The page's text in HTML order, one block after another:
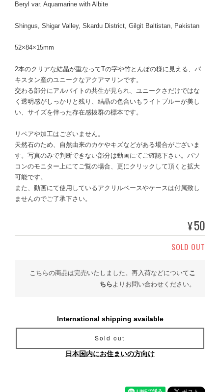
Beryl var. Aquamarine with Albite
Shingus, Shigar Valley, Skardu District, Gilgit Baltistan, Pakistan
52×84×15mm
2本のクリアな結晶が重なってTの字や竹とんぼの様に見える、パ
キスタン産のユニークなアクアマリンです。
交わる部分にアルバイトの共生が見られ、ユニークさだけではな
く透明感がしっかりと残り、結晶の色合いもライトブルーが美し
い、サイズを伴った存在感抜群の標本です。
リペアや加工はございません。
天然石のため、自然由来のカケやキズなどがある場合がございま
す。写真のみで判断できない部分は動画にてご確認下さい。パソ
コンのモニター上にてご覧の場合、更にクリックして頂くと拡大
可能です。
また、動画にて使用しているアクリルベースやケースは付属致し
ませんのでご了承下さい。
¥50
SOLD OUT
こちらの商品は完売いたしました。再入荷などについてこ
ちら よりお問い合わせください。
International shipping available
Sold out
日本国内にお住まいの方向け